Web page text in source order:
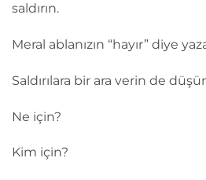
saldırın.
Meral ablanızın “hayır” diye
Saldırılara bir ara verin de
Ne için?
Kim için?